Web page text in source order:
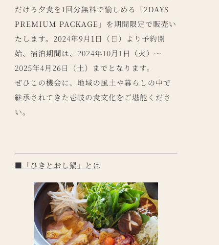
だける夕食を1回分無料で愉しめる 「2DAYS
PREMIUM PACKAGE」 を期間限定で販売い
たします。2024年9月1日（日）より予約開
始、宿泊期間は、2024年10月1日（火）～
2025年4月26日（土）までとなります。
ぜひこの機会に、地域の風土や暮らしの中で
継承されてきた壱岐の食文化をご堪能くださ
い。
■「ひきとおし鍋」とは